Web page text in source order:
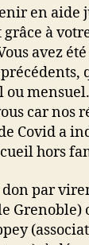
en aide
à
avez
car nos
Covid a
hors
don par
Grenoble)